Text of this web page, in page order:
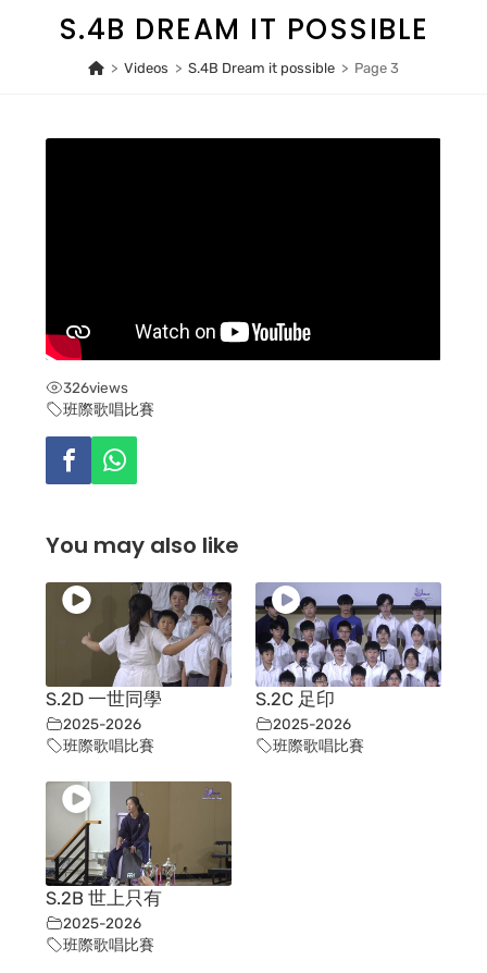
S.4B DREAM IT POSSIBLE
> Videos > S.4B Dream it possible > Page 3
326views
班際歌唱比賽
You may also like
S.2D 一世同學
2025-2026
班際歌唱比賽
S.2C 足印
2025-2026
班際歌唱比賽
S.2B 世上只有
2025-2026
班際歌唱比賽